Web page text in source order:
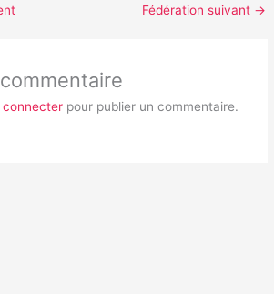
Fédération suivant →
connecterpour publier un commentaire.